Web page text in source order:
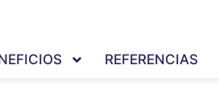
REFERENCIAS